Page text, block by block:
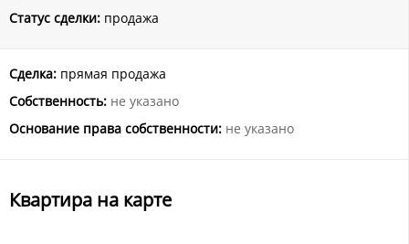
Статус сделки: продажа
Сделка: прямая продажа
Собственность: не указано
Основание права собственности: не указано
Квартира на карте